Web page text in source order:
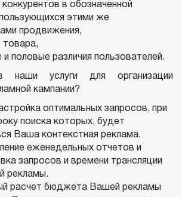
конкурентов в обозначенной
этими же
продвижения,
товара,
и половые различия пользователей.
услуги для организации
кампании?
оптимальных запросов, при
поиска которых, будет
Ваша контекстная реклама.
еженедельных отчетов и
запросов и времени трансляции
рекламы.
расчет бюджета Вашей рекламы